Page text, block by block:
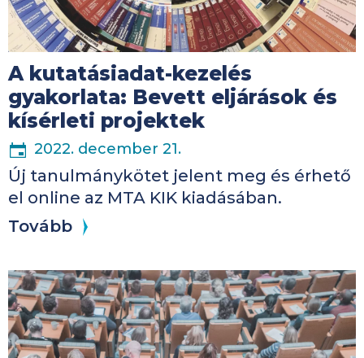
A kutatásiadat-kezelés
gyakorlata: Bevett eljárások és
kísérleti projektek
2022. december 21.
Új tanulmánykötet jelent meg és érhető
el online az MTA KIK kiadásában.
Tovább
Kép